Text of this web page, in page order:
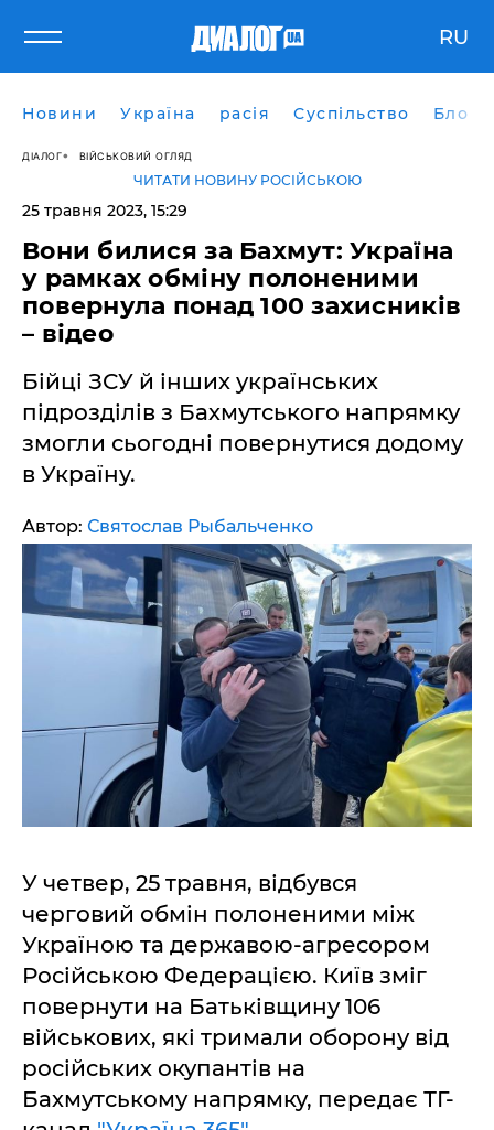
RU
Новини Україна расія Суспільство Блоги
ДІАЛОГ ВІЙСЬКОВИЙ ОГЛЯД
ЧИТАТИ НОВИНУ РОСІЙСЬКОЮ
25 травня 2023, 15:29
Вони билися за Бахмут: Україна
у рамках обміну полоненими
повернула понад 100 захисників
– відео
Бійці ЗСУ й інших українських
підрозділів з Бахмутського напрямку
змогли сьогодні повернутися додому
в Україну.
Автор: Святослав Рыбальченко
У четвер, 25 травня, відбувся
черговий обмін полоненими між
Україною та державою-агресором
Російською Федерацією. Київ зміг
повернути на Батьківщину 106
військових, які тримали оборону від
російських окупантів на
Бахмутському напрямку, передає ТГ-